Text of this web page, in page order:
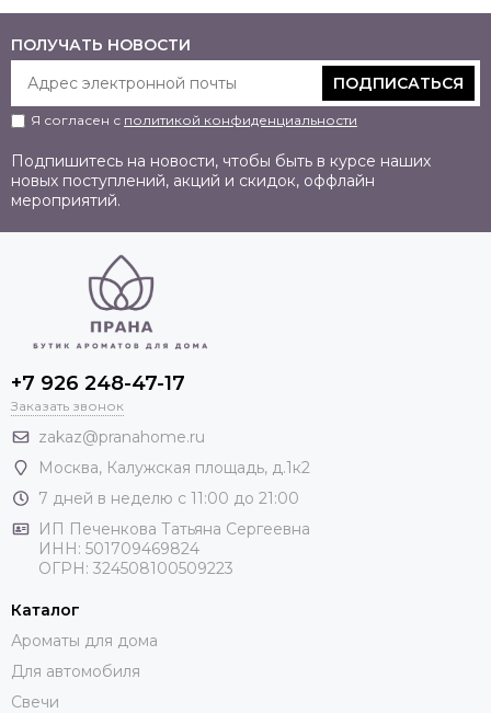
ПОЛУЧАТЬ НОВОСТИ
ПОДПИСАТЬСЯ
Я согласен с политикой конфиденциальности
Подпишитесь на новости, чтобы быть в курсе наших
новых поступлений, акций и скидок, оффлайн
мероприятий.
+7 926 248-47-17
Заказать звонок
zakaz@pranahome.ru
Москва, Калужская площадь, д.1к2
7 дней в неделю с 11:00 до 21:00
ИП Печенкова Татьяна Сергеевна
ИНН: 501709469824
ОГРН: 324508100509223
Каталог
Ароматы для дома
Для автомобиля
Свечи